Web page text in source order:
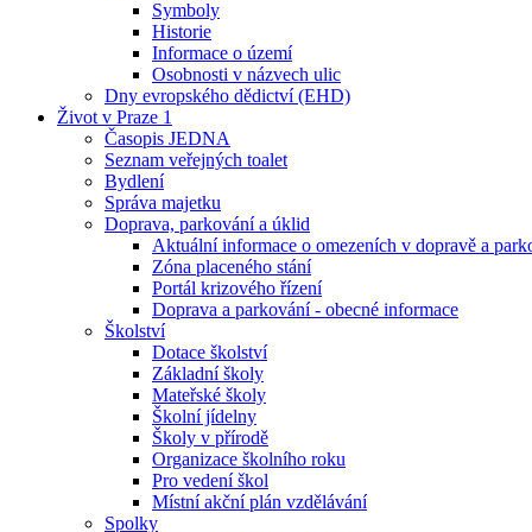
Symboly
Historie
Informace o území
Osobnosti v názvech ulic
Dny evropského dědictví (EHD)
Život v Praze 1
Časopis JEDNA
Seznam veřejných toalet
Bydlení
Správa majetku
Doprava, parkování a úklid
Aktuální informace o omezeních v dopravě a
Zóna placeného stání
Portál krizového řízení
Doprava a parkování - obecné informace
Školství
Dotace školství
Základní školy
Mateřské školy
Školní jídelny
Školy v přírodě
Organizace školního roku
Pro vedení škol
Místní akční plán vzdělávání
Spolky